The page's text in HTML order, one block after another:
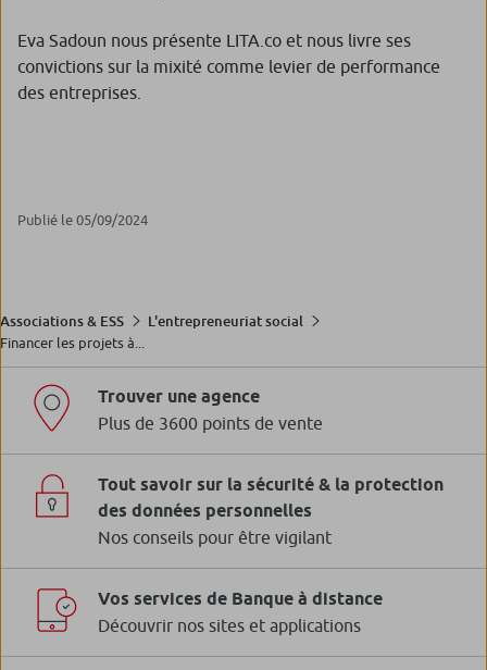
Eva Sadoun nous présente LITA.co et nous livre ses
convictions sur la mixité comme levier de performance
des entreprises.
Publié le 05/09/2024
Associations & ESS
L'entrepreneuriat social
Financer les projets à...
Trouver une agence
Plus de 3600 points de vente
Tout savoir sur la sécurité & la protection
des données personnelles
Nos conseils pour être vigilant
Vos services de Banque à distance
Découvrir nos sites et applications